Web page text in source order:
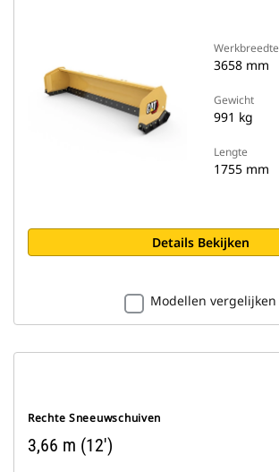
Werkbreedte
3658 mm
Gewicht
991 kg
Lengte
1755 mm
Details Bekijken
Modellen vergelijken
Rechte Sneeuwschuiven
3,66 m (12')